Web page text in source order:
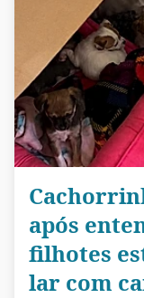
após
filhotes
lar com